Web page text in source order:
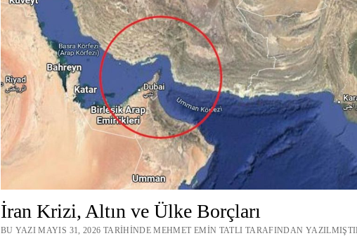
İran Krizi, Altın ve Ülke Borçları
BU YAZI MAYIS 31, 2026 TARIHINDE MEHMET EMIN TATLI TARAFINDAN